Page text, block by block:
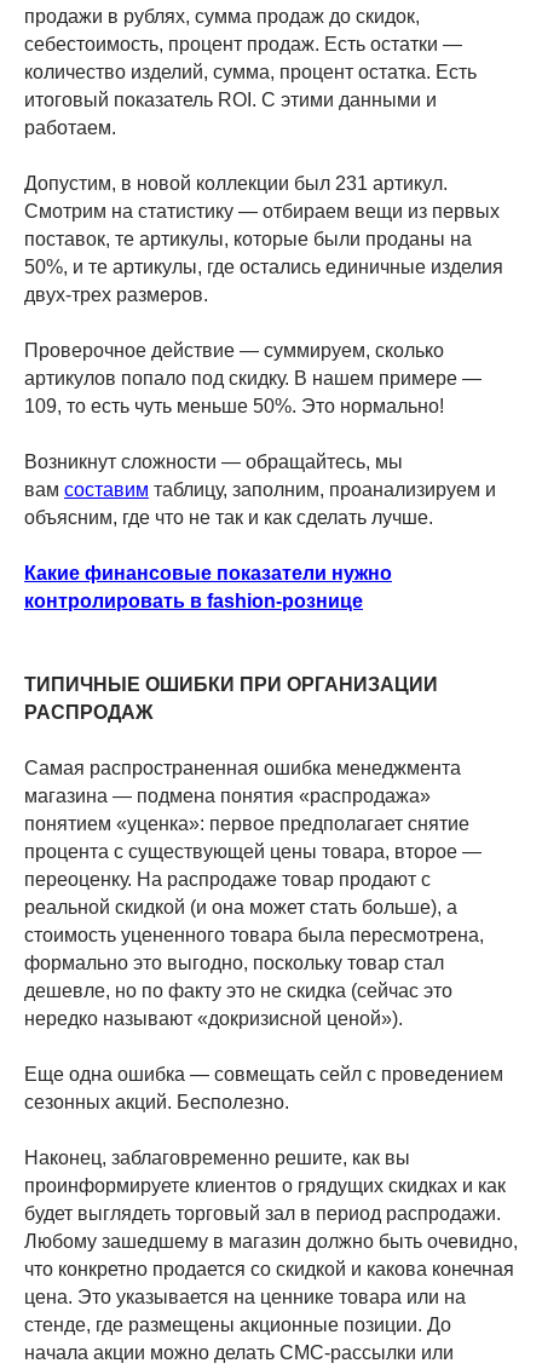
продажи в рублях, сумма продаж до скидок,
себестоимость, процент продаж. Есть остатки —
количество изделий, сумма, процент остатка. Есть
итоговый показатель ROI. С этими данными и
работаем.
Допустим, в новой коллекции был 231 артикул.
Смотрим на статистику — отбираем вещи из первых
поставок, те артикулы, которые были проданы на
50%, и те артикулы, где остались единичные изделия
двух-трех размеров.
Проверочное действие — суммируем, сколько
артикулов попало под скидку. В нашем примере —
109, то есть чуть меньше 50%. Это нормально!
Возникнут сложности — обращайтесь, мы
вам составим таблицу, заполним, проанализируем и
объясним, где что не так и как сделать лучше.
Какие финансовые показатели нужно
контролировать в fashion-рознице
ТИПИЧНЫЕ ОШИБКИ ПРИ ОРГАНИЗАЦИИ
РАСПРОДАЖ
Самая распространенная ошибка менеджмента
магазина — подмена понятия «распродажа»
понятием «уценка»: первое предполагает снятие
процента с существующей цены товара, второе —
переоценку. На распродаже товар продают с
реальной скидкой (и она может стать больше), а
стоимость уцененного товара была пересмотрена,
формально это выгодно, поскольку товар стал
дешевле, но по факту это не скидка (сейчас это
нередко называют «докризисной ценой»).
Еще одна ошибка — совмещать сейл с проведением
сезонных акций. Бесполезно.
Наконец, заблаговременно решите, как вы
проинформируете клиентов о грядущих скидках и как
будет выглядеть торговый зал в период распродажи.
Любому зашедшему в магазин должно быть очевидно,
что конкретно продается со скидкой и какова конечная
цена. Это указывается на ценнике товара или на
стенде, где размещены акционные позиции. До
начала акции можно делать СМС-рассылки или